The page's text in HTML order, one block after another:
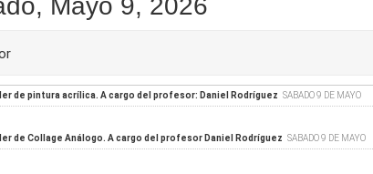
Mayo 9, 2026
de pintura acrílica. A cargo del profesor: Daniel Rodríguez SABADO 9 DE MAYO
de Collage Análogo. A cargo del profesor Daniel Rodríguez SABADO 9 DE MAYO